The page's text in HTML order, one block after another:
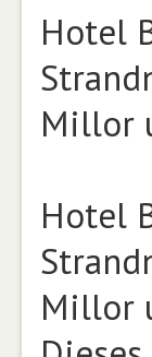
Hotel
Millor
Hotel
Millor